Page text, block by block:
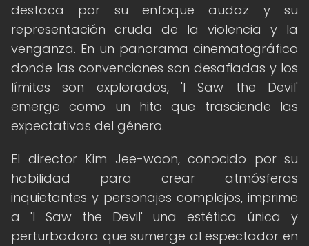
destaca por su enfoque audaz y su
representación cruda de la violencia y la
venganza. En un panorama cinematográfico
donde las convenciones son desafiadas y los
límites son explorados, 'I Saw the Devil'
emerge como un hito que trasciende las
expectativas del género.
El director Kim Jee-woon, conocido por su
habilidad para crear atmósferas
inquietantes y personajes complejos, imprime
a 'I Saw the Devil' una estética única y
perturbadora que sumerge al espectador en